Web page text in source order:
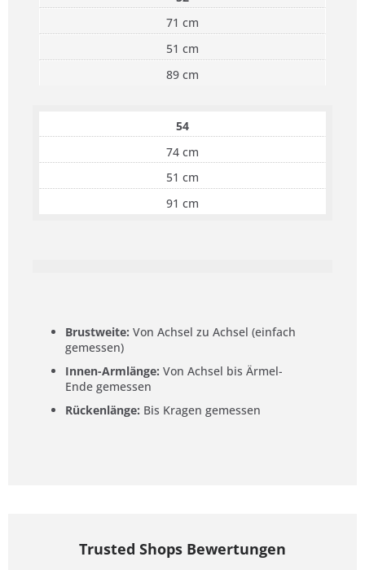
71 cm
51 cm
89 cm
54
74 cm
51 cm
91 cm
Brustweite: Von Achsel zu Achsel (einfach
gemessen)
Innen-Armlänge: Von Achsel bis Ärmel-
Ende gemessen
Rückenlänge: Bis Kragen gemessen
Trusted Shops Bewertungen